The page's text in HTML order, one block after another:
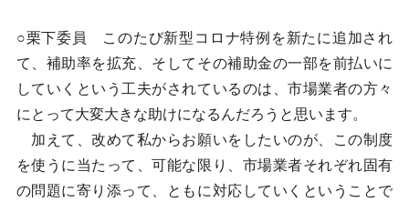
○栗下委員 このたび新型コロナ特例を新たに追加され
て、補助率を拡充、そしてその補助金の一部を前払いに
していくという工夫がされているのは、市場業者の方々
にとって大変大きな助けになるんだろうと思います。
加えて、改めて私からお願いをしたいのが、この制度
を使うに当たって、可能な限り、市場業者それぞれ固有
の問題に寄り添って、ともに対応していくということで